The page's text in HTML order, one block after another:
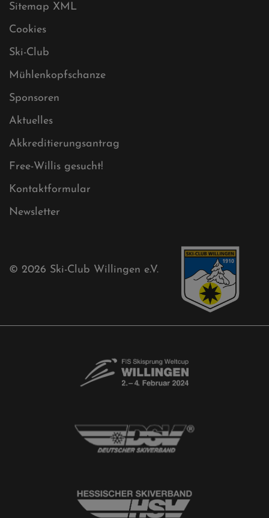
Datenschutz
Sitemap XML
Cookies
Mühlenkopfschanze
Kontaktformular